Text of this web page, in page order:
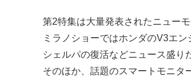
第2特集は大量発表されたニュー
ミラノショーではホンダのV3エ
シェルパの復活などニュース盛り
そのほか、話題のスマートモニタ